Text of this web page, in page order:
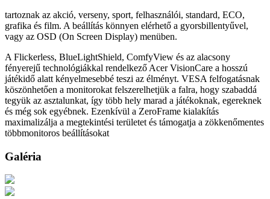
tartoznak az akció, verseny, sport, felhasználói, standard, ECO,
grafika és film. A beállítás könnyen elérhető a gyorsbillentyűvel,
vagy az OSD (On Screen Display) menüben.
A Flickerless, BlueLightShield, ComfyView és az alacsony
fényerejű technológiákkal rendelkező Acer VisionCare a hosszú
játékidő alatt kényelmesebbé teszi az élményt. VESA felfogatásnak
köszönhetően a monitorokat felszerelhetjük a falra, hogy szabaddá
tegyük az asztalunkat, így több hely marad a játékoknak, egereknek
és még sok egyébnek. Ezenkívül a ZeroFrame kialakítás
maximalizálja a megtekintési területet és támogatja a zökkenőmentes
többmonitoros beállításokat
Galéria